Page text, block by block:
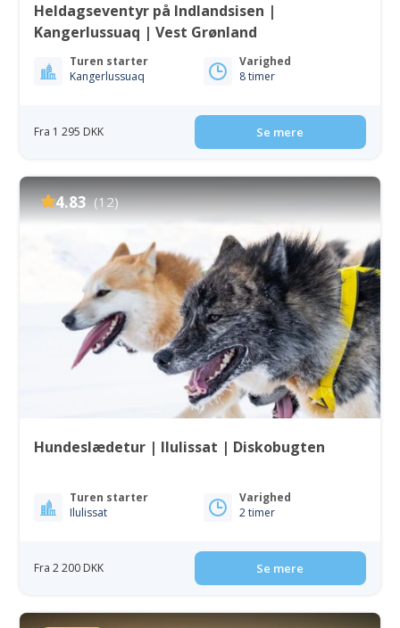
Heldagseventyr på Indlandsisen |
Kangerlussuaq | Vest Grønland
Turen starter
Kangerlussuaq
Varighed
8 timer
Fra 1 295 DKK Se mere
4.83 (12)
Hundeslædetur | Ilulissat | Diskobugten
Turen starter
Ilulissat
Varighed
2 timer
Fra 2 200 DKK Se mere